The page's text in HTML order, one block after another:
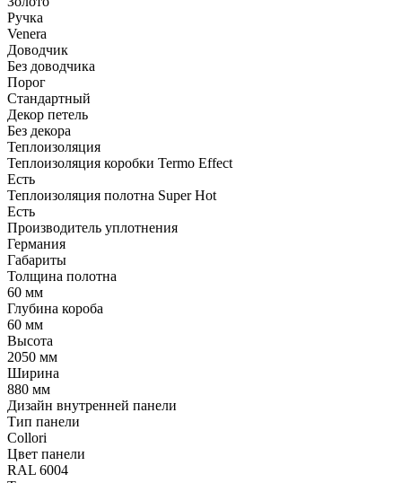
Ручка
Venera
Доводчик
Без доводчика
Порог
Стандартный
Декор петель
Без декора
Теплоизоляция
Теплоизоляция коробки Termo Effect
Есть
Теплоизоляция полотна Super Нot
Есть
Производитель уплотнения
Германия
Габариты
Толщина полотна
60 мм
Глубина короба
60 мм
Высота
2050 мм
Ширина
880 мм
Дизайн внутренней панели
Тип панели
Collori
Цвет панели
RAL 6004